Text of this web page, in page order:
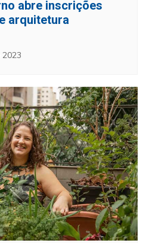
abre inscrições
arquitetura